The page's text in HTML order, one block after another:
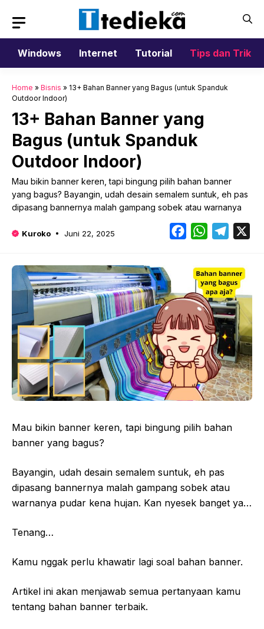
isi
Windows
Internet Tutorial Tips dan Trik
Home » Bisnis » 13+ Bahan Banner yang Bagus (untuk Spanduk
Outdoor Indoor)
13+ Bahan Banner yang
Bagus (untuk Spanduk
Outdoor Indoor)
Mau bikin banner keren, tapi bingung pilih bahan banner
yang bagus? Bayangin, udah desain semalem suntuk, eh pas
dipasang bannernya malah gampang sobek atau warnanya
Kuroko Juni 22, 2025 FacebookWhatsApp
Mau bikin banner keren, tapi bingung pilih bahan
banner yang bagus?
Bayangin, udah desain semalem suntuk, eh pas
dipasang bannernya malah gampang sobek atau
warnanya pudar kena hujan. Kan nyesek banget ya…
Tenang…
Kamu nggak perlu khawatir lagi soal bahan banner.
Artikel ini akan menjawab semua pertanyaan kamu
tentang bahan banner terbaik.